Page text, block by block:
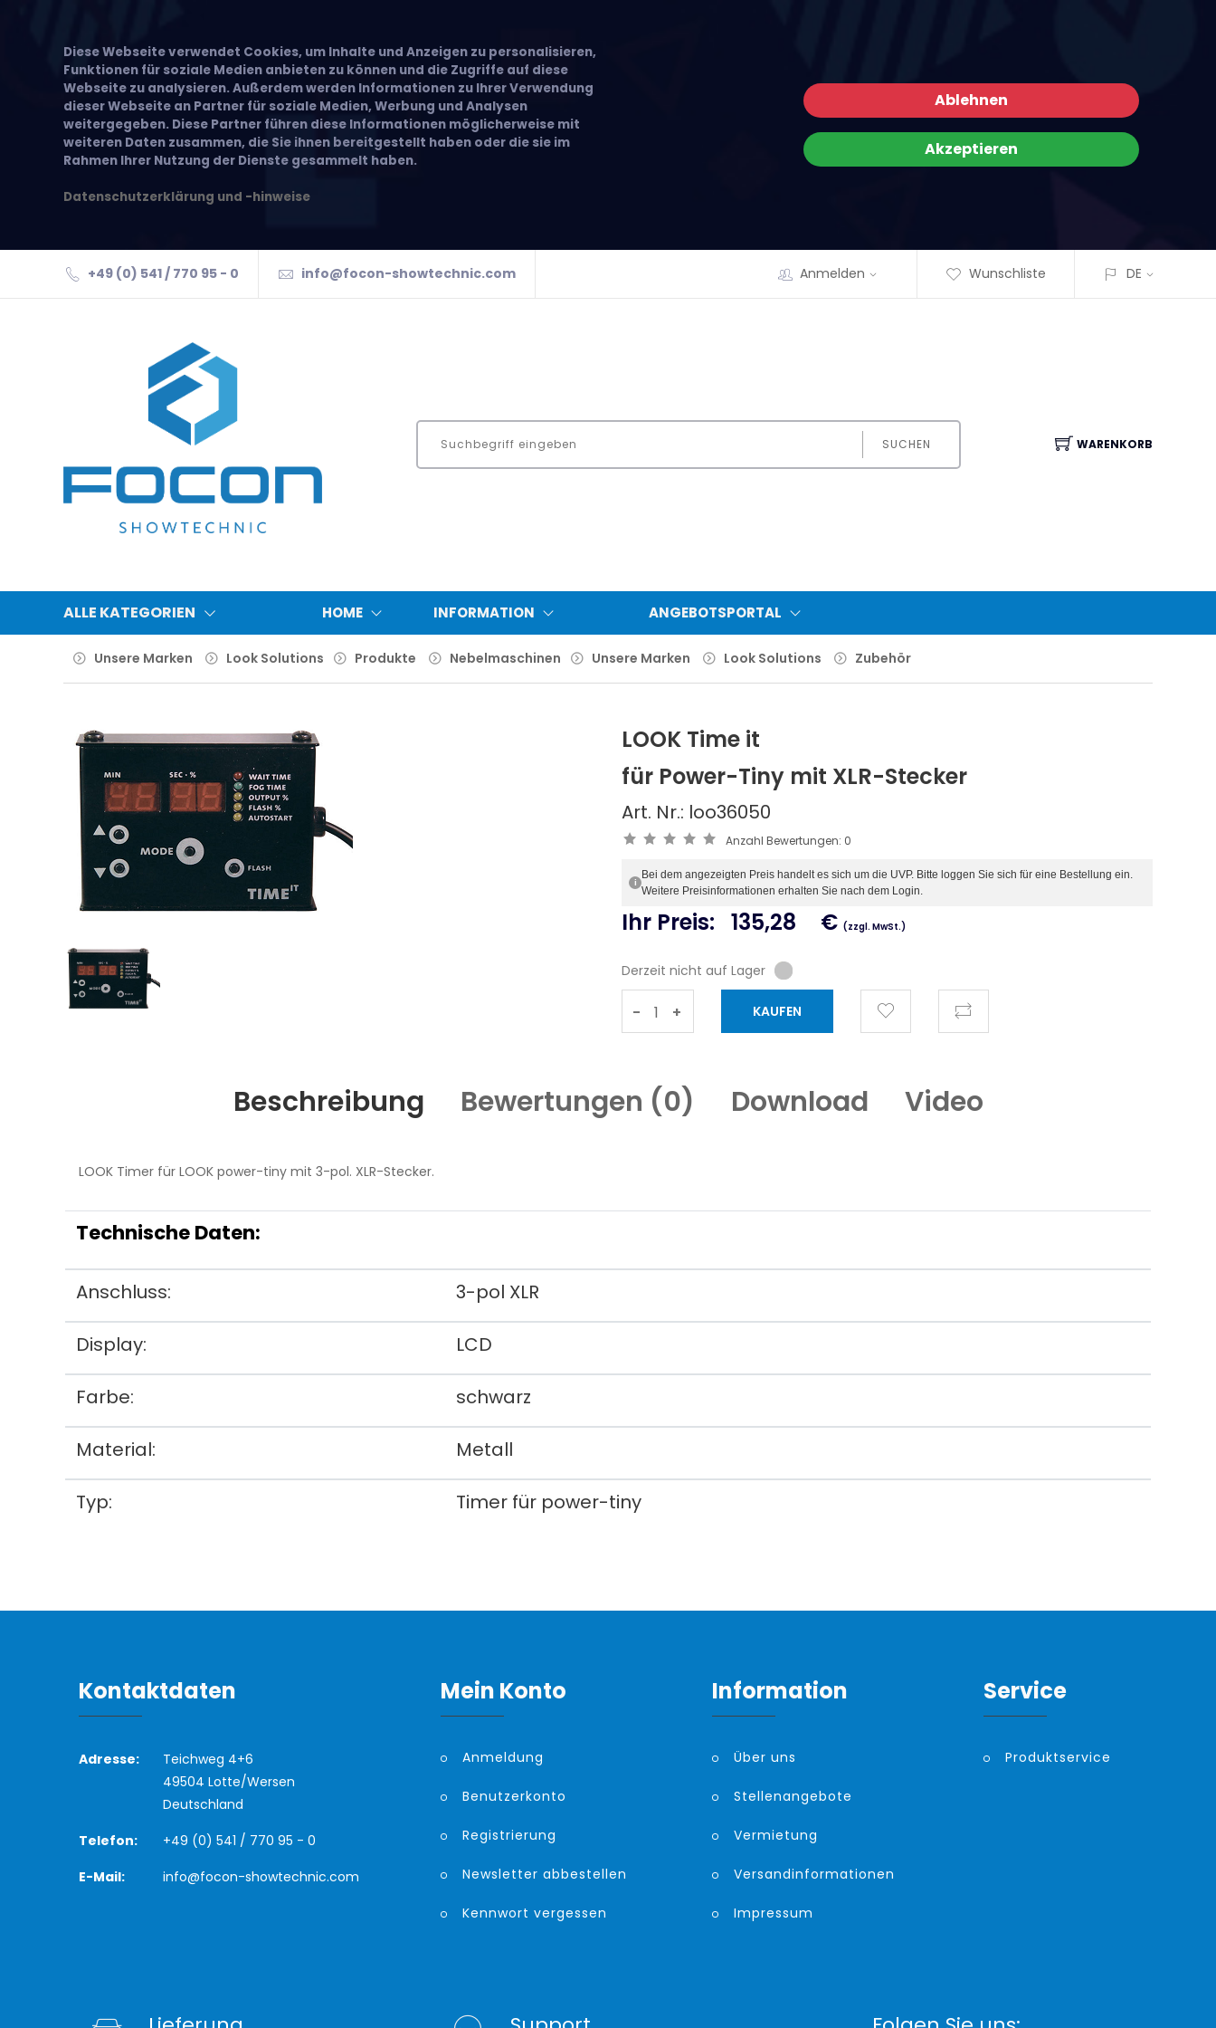
Diese Webseite verwendet Cookies, um Inhalte und Anzeigen zu personalisieren,
Funktionen für soziale Medien anbieten zu können und die Zugriffe auf diese
Webseite zu analysieren. Außerdem werden Informationen zu Ihrer Verwendung
dieser Webseite an Partner für soziale Medien, Werbung und Analysen
weitergegeben. Diese Partner führen diese Informationen möglicherweise mit
weiteren Daten zusammen, die Sie ihnen bereitgestellt haben oder die sie im
Rahmen Ihrer Nutzung der Dienste gesammelt haben.
Datenschutzerklärung und -hinweise
Ablehnen
Akzeptieren
+49 (0) 541 / 770 95 - 0 info@focon-showtechnic.com Anmelden Wunschliste DE
SUCHEN WARENKORB
ALLE KATEGORIEN HOME INFORMATION ANGEBOTSPORTAL
Unsere Marken Look Solutions Produkte Nebelmaschinen Unsere Marken Look Solutions Zubehör
LOOK Time it
für Power-Tiny mit XLR-Stecker
Art. Nr.: loo36050
Anzahl Bewertungen: 0
i
Bei dem angezeigten Preis handelt es sich um die UVP. Bitte loggen Sie sich für eine Bestellung ein.
Weitere Preisinformationen erhalten Sie nach dem Login.
Ihr Preis: 135,28 € (zzgl. MwSt.)
Derzeit nicht auf Lager
- +
Beschreibung Bewertungen (0) Download Video
LOOK Timer für LOOK power-tiny mit 3-pol. XLR-Stecker.
Technische Daten:
Anschluss: 3-pol XLR
Display: LCD
Farbe: schwarz
Material: Metall
Typ: Timer für power-tiny
Kontaktdaten
Adresse:
Teichweg 4+6
49504 Lotte/Wersen
Deutschland
Telefon:
+49 (0) 541 / 770 95 - 0
E-Mail:
info@focon-showtechnic.com
Mein Konto
Anmeldung
Benutzerkonto
Registrierung
Newsletter abbestellen
Kennwort vergessen
Information
Über uns
Stellenangebote
Vermietung
Versandinformationen
Impressum
Service
Produktservice